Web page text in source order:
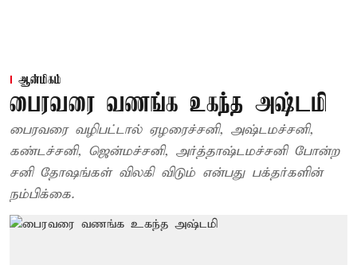
ஆன்மிகம்
பைரவரை வணங்க உகந்த அஷ்டமி
பைரவரை வழிபட்டால் ஏழரைச்சனி, அஷ்டமச்சனி,
கண்டச்சனி, ஜென்மச்சனி, அர்த்தாஷ்டமச்சனி போன்ற
சனி தோஷங்கள் விலகி விடும் என்பது பக்தர்களின்
நம்பிக்கை.